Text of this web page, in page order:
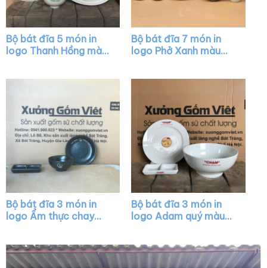
Bộ bát đĩa 5 món in
logo Thanh Hồng màu
Bộ bát đĩa 7 món in
logo Phở Xanh màu
Bộ bát đĩa 3 món in
logo Ẩm thực chay
Bộ bát đĩa 3 món in
logo Adam quý màu